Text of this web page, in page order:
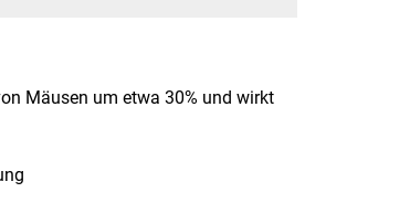
Mäusen um etwa 30% und wirkt